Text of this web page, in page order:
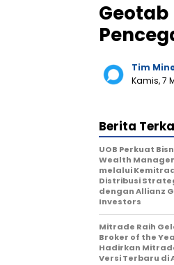
Geotab
Tim
Kamis, 7
Berita
UOB Perkuat
Wealth
melalui
Distribusi
dengan Allianz
Investors
Mitrade Raih
Broker of the
Hadirkan
Versi Terbaru di